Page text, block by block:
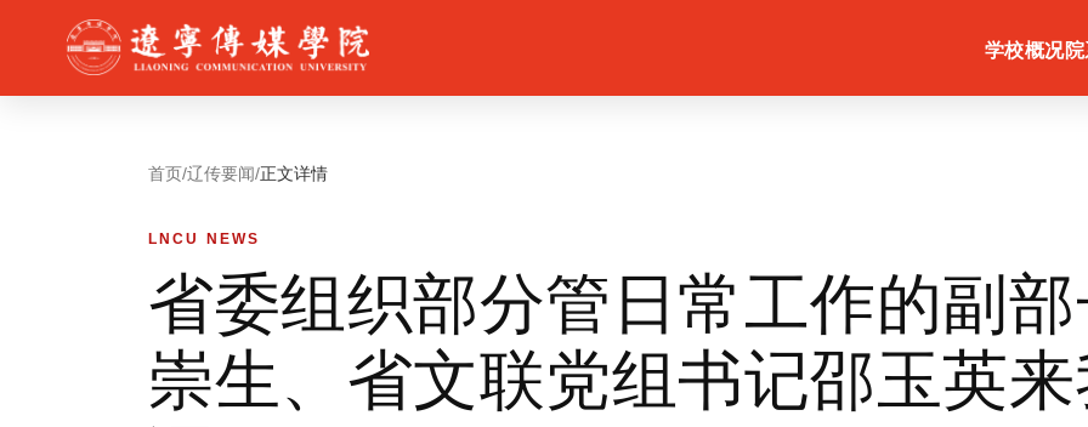
学校概况院
首页/辽传要闻/正文详情
LNCU NEWS
省委组织部分管日常工作的副
崇生、省文联党组书记邵玉英